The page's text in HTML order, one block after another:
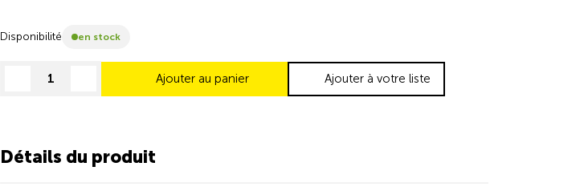
Disponibilité en stock
decrease quantityincrease quantity
Ajouter au panier Ajouter à votre liste
Détails du produit